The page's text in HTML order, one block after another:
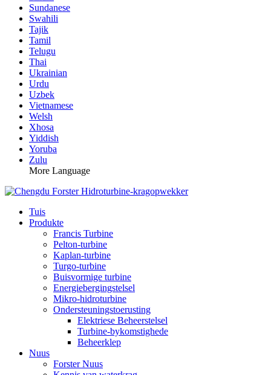
Sundanese
Swahili
Tajik
Tamil
Telugu
Thai
Ukrainian
Urdu
Uzbek
Vietnamese
Welsh
Xhosa
Yiddish
Yoruba
Zulu
More Language
Tuis
Produkte
Francis Turbine
Pelton-turbine
Kaplan-turbine
Turgo-turbine
Buisvormige turbine
Energiebergingstelsel
Mikro-hidroturbine
Ondersteuningstoerusting
Elektriese Beheerstelsel
Turbine-bykomstighede
Beheerklep
Nuus
Forster Nuus